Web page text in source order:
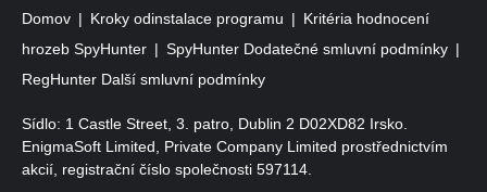
Domov Kroky odinstalace programu
Kritéria hodnocení
hrozeb SpyHunter
SpyHunter Dodatečné smluvní podmínky
RegHunter Další smluvní podmínky
Sídlo: 1 Castle Street, 3. patro, Dublin 2 D02XD82 Irsko.
EnigmaSoft Limited, Private Company Limited prostřednictvím
akcií, registrační číslo společnosti 597114.